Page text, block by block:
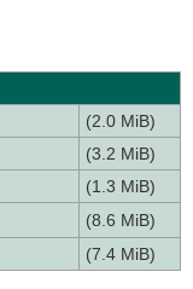
(2.0 MiB)
(3.2 MiB)
(1.3 MiB)
(8.6 MiB)
(7.4 MiB)